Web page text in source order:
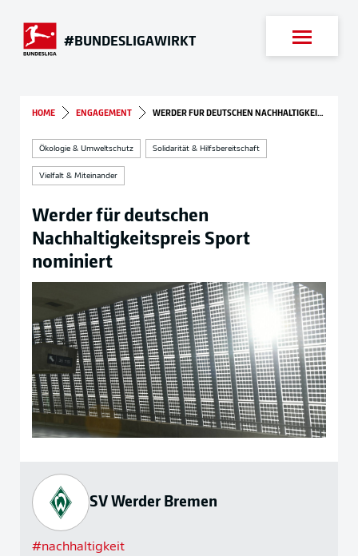
#BUNDESLIGAWIRKT
Suche
HOME ENGAGEMENT WERDER FÜR DEUTSCHEN NACHHALTIGKEITSPREIS SPORT NOMINIERT
Ökologie & Umweltschutz Solidarität & Hilfsbereitschaft
Vielfalt & Miteinander
Werder für deutschen
Nachhaltigkeitspreis Sport
nominiert
SV Werder Bremen
#nachhaltigkeit